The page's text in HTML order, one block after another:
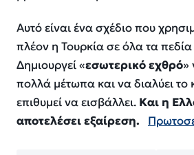
Αυτό είναι ένα σχέδιο που
πλέον η Τουρκία σε όλα τα
Δημιουργεί «εσωτερικό εχθρό»
πολλά μέτωπα και να διαλύει το
επιθυμεί να εισβάλλει. Και η
αποτελέσει εξαίρεση.